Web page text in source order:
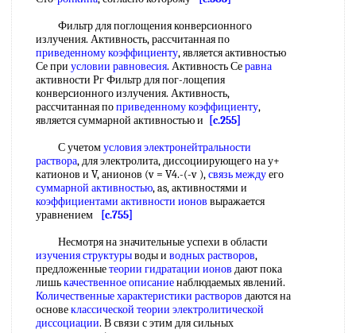
Фильтр для поглощения конверсионного
излучения. Активность, рассчитанная по
приведенному коэффициенту, является активностью
Се при условии равновесия. Активность Серавна
активности Рг Фильтр для пог-лощепия
конверсионного излучения. Активность,
рассчитанная поприведенному коэффициенту,
является суммарной активностью и
[c.255]
С учетомусловия электронейтральности
раствора, для электролита, диссоциирующего на у+
катионов и V, анионов (v = V4.-(-v ),связь междуего
суммарной активностью, as, активностями и
коэффициентами активности ионов выражается
уравнением
[c.755]
Несмотря на значительные успехи в области
изучения структурыводы и водных растворов,
предложенныетеории гидратации ионов дают пока
лишькачественное описаниенаблюдаемых явлений.
Количественные характеристики растворов даются на
основеклассической теории электролитической
диссоциации. В связи с этим для сильных